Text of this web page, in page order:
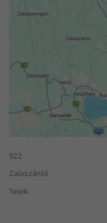
922
Zalaszántó
Telek